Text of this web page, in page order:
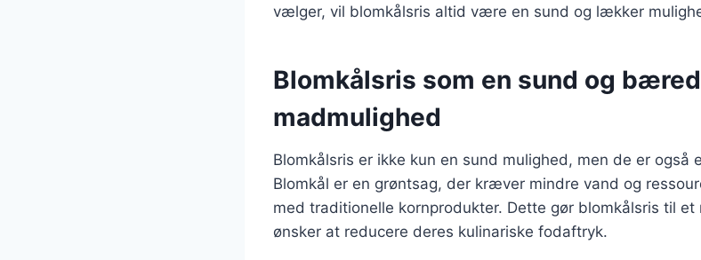
vælger, vil blomkålsris altid være en sund og lækker
Blomkålsris som en sund og
madmulighed
Blomkålsris er ikke kun en sund mulighed, men de er
Blomkål er en grøntsag, der kræver mindre vand og
med traditionelle kornprodukter. Dette gør blomkålsris til
ønsker at reducere deres kulinariske fodaftryk.